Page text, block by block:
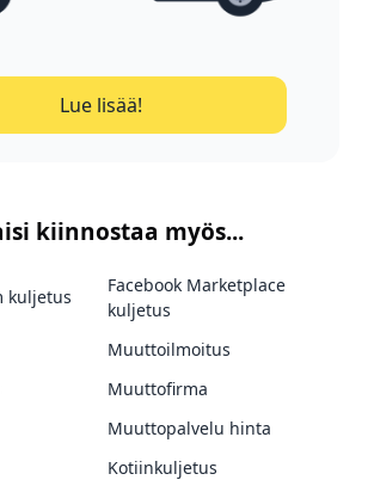
Lue lisää!
kiinnostaa myös...
kuljetus
Facebook Marketplace
kuljetus
Muuttoilmoitus
Muuttofirma
Muuttopalvelu hinta
Kotiinkuljetus